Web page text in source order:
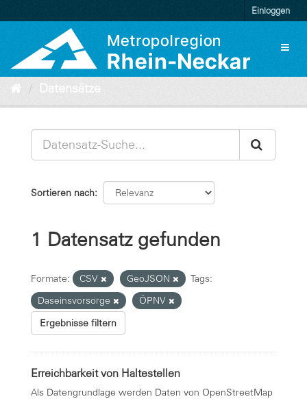
zum
Einloggen
Datensätze
Sortieren nach
1 Datensatz gefunden
Formate: CSV GeoJSON
Tags:
Daseinsvorsorge
ÖPNV
Ergebnisse filtern
Erreichbarkeit von Haltestellen
Als Datengrundlage werden Daten von OpenStreetMap